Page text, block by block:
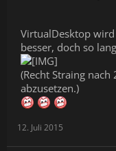
VirtualDesktop
besser, doch so
(Recht Straing nach
abzusetzen.)
12. Juli 2015